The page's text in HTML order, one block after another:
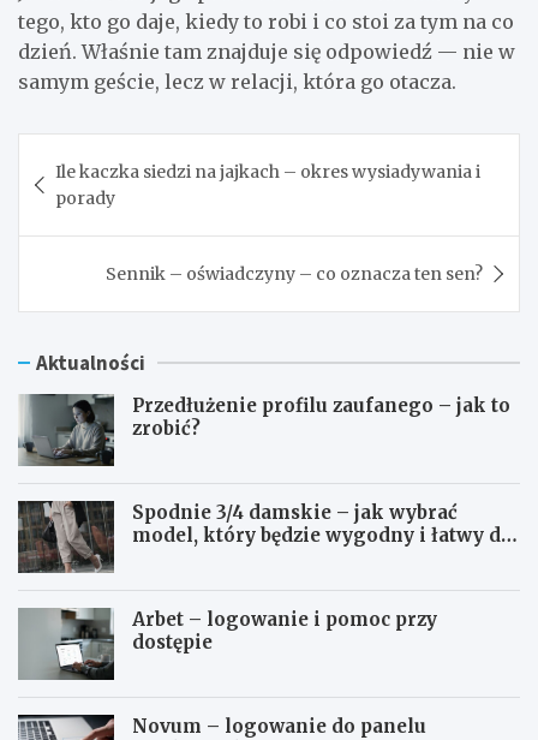
tego, kto go daje, kiedy to robi i co stoi za tym na co
dzień. Właśnie tam znajduje się odpowiedź — nie w
samym geście, lecz w relacji, która go otacza.
wpisu
Ile kaczka siedzi na jajkach – okres wysiadywania i
porady
Sennik – oświadczyny – co oznacza ten sen?
Aktualności
Przedłużenie profilu zaufanego – jak to
zrobić?
Spodnie 3/4 damskie – jak wybrać
model, który będzie wygodny i łatwy do
Arbet – logowanie i pomoc przy
dostępie
Novum – logowanie do panelu